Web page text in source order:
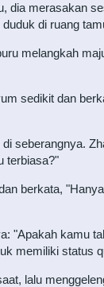
dia merasakan
di ruang
melangkah
sedikit dan
seberangnya.
terbiasa?"
berkata,
"Apakah kamu
memiliki status
lalu